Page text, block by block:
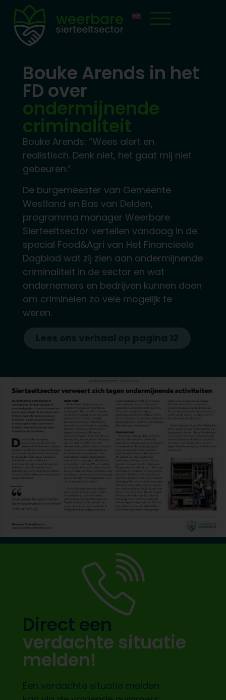
Bouke Arends in het
FD over
ondermijnende
criminaliteit
Bouke Arends: “Wees alert en
realistisch. Denk niet, het gaat mij niet
gebeuren.”
De burgemeester van Gemeente
Westland en Bas van Delden,
programma manager Weerbare
Sierteeltsector vertellen vandaag in de
special Food&Agri van Het Financieele
Dagblad wat zij zien aan ondermijnende
criminaliteit in de sector en wat
ondernemers en bedrijven kunnen doen
om criminelen zo vele mogelijk te
weren.
Direct een
verdachte situatie
melden!
Een verdachte situatie melden